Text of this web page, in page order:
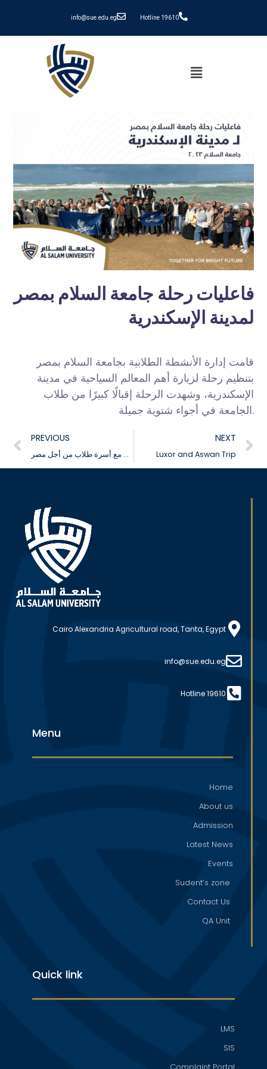
info@sue.edu.eg Hotline 19610
فاعليات رحلة جامعة السلام بمصر
لمدينة الإسكندرية
قامت إدارة الأنشطة الطلابية بجامعة السلام بمصر
بتنظيم رحلة لزيارة أهم المعالم السياحية في مدينة
الإسكندرية، وشهدت الرحلة إقبالًا كبيرًا من طلاب
الجامعة في أجواء شتوية جميلة.
PREVIOUS
فاعليات رحلة معرض القاهرة الدولي للكتاب بالتعاون مع أسرة طلاب من أجل مصر
NEXT
Luxor and Aswan Trip
Cairo Alexandria Agricultural road, Tanta, Egypt
info@sue.edu.eg
Hotline 19610
Menu
Home
About us
Admission
Latest News
Events
Sudent’s zone
Contact Us
QA Unit
Quick link
LMS
SIS